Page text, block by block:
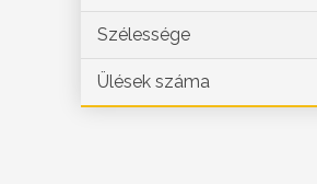
Szélessége
Ülések száma